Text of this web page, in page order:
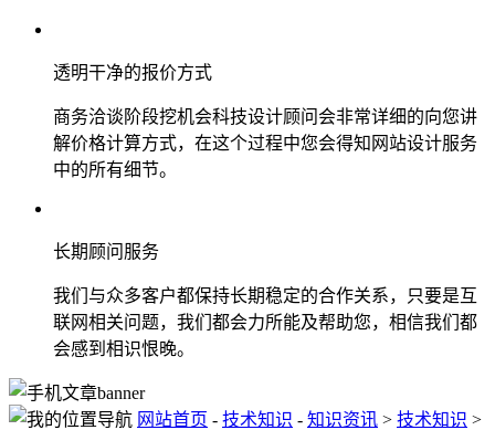
透明干净的报价方式
商务洽谈阶段挖机会科技设计顾问会非常详细的向您讲
解价格计算方式，在这个过程中您会得知网站设计服务
中的所有细节。
长期顾问服务
我们与众多客户都保持长期稳定的合作关系，只要是互
联网相关问题，我们都会力所能及帮助您，相信我们都
会感到相识恨晚。
网站首页 - 技术知识 - 知识资讯 > 技术知识 >